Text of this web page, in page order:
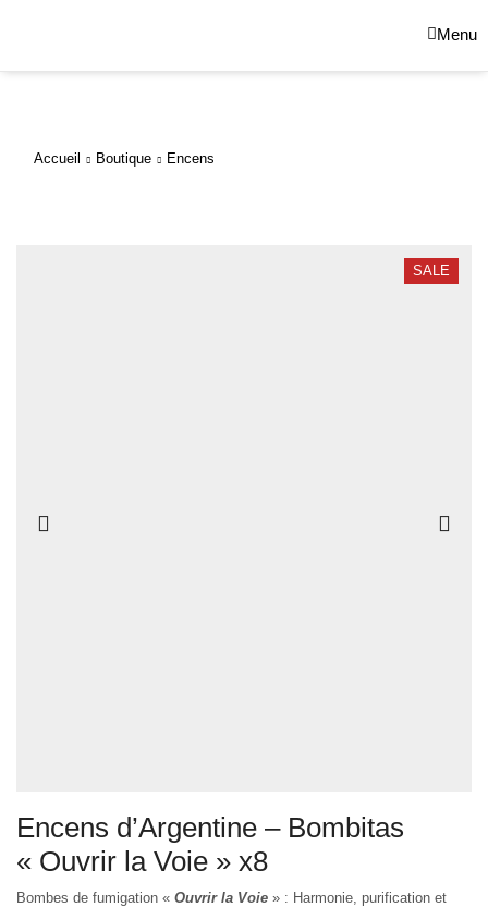
Menu
Accueil Boutique Encens
SALE
Encens d’Argentine – Bombitas
« Ouvrir la Voie » x8
Bombes de fumigation « Ouvrir la Voie » : Harmonie, purification et